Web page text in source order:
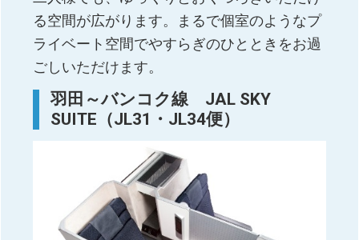
る空間が広がります。まるで個室のようなプ
ライベート空間でやすらぎのひとときをお過
ごしいただけます。
羽田～バンコク線 JAL SKY
SUITE（JL31・JL34便）